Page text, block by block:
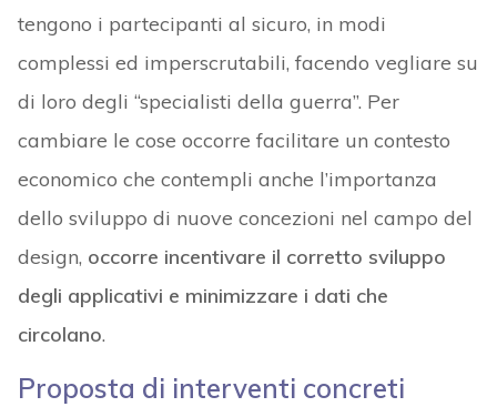
tengono i partecipanti al sicuro, in modi
complessi ed imperscrutabili, facendo vegliare su
di loro degli “specialisti della guerra”. Per
cambiare le cose occorre facilitare un contesto
economico che contempli anche l’importanza
dello sviluppo di nuove concezioni nel campo del
design, occorre incentivare il corretto sviluppo
degli applicativi e minimizzare i dati che
circolano.
Proposta di interventi concreti